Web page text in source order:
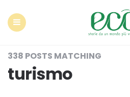
338 POSTS MATCHING
turismo